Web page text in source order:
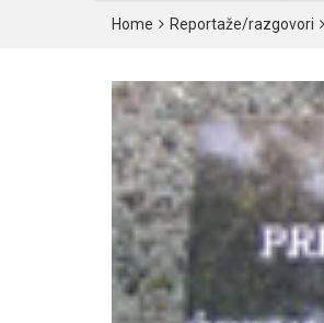
Home Reportaže/razgovori